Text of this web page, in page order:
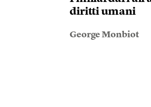
diritti umani
George Monbiot